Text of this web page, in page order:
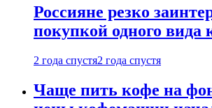
Россияне резко
покупкой одного вида
2 года спустя2 года спустя
Чаще пить кофе на